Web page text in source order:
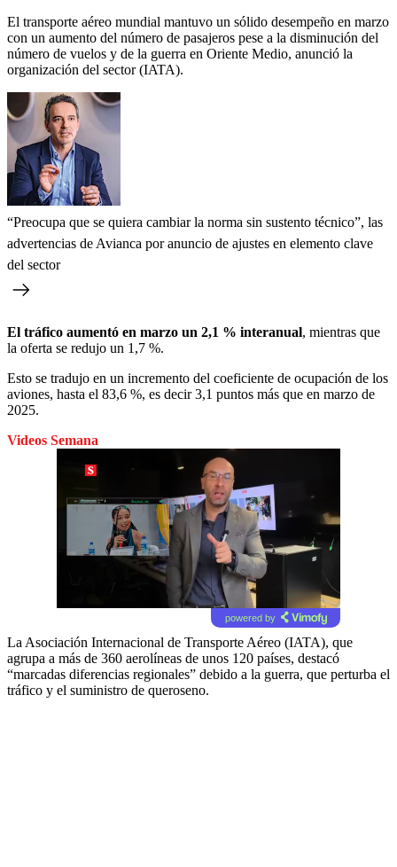
El transporte aéreo mundial mantuvo un sólido desempeño en marzo
con un aumento del número de pasajeros pese a la disminución del
número de vuelos y de la guerra en Oriente Medio, anunció la
organización del sector (IATA).
“Preocupa que se quiera cambiar la norma sin sustento técnico”, las
advertencias de Avianca por anuncio de ajustes en elemento clave
del sector
El tráfico aumentó en marzo un 2,1 % interanual, mientras que
la oferta se redujo un 1,7 %.
Esto se tradujo en un incremento del coeficiente de ocupación de los
aviones, hasta el 83,6 %, es decir 3,1 puntos más que en marzo de
2025.
Videos Semana
powered by
La Asociación Internacional de Transporte Aéreo (IATA), que
agrupa a más de 360 aerolíneas de unos 120 países, destacó
“marcadas diferencias regionales” debido a la guerra, que perturba el
tráfico y el suministro de queroseno.